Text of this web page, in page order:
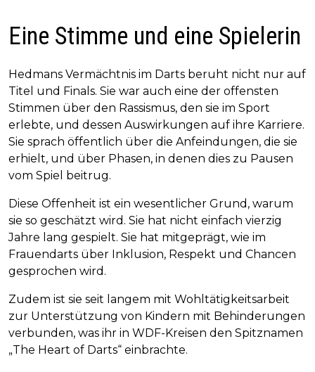
Eine Stimme und eine Spielerin
Hedmans Vermächtnis im Darts beruht nicht nur auf
Titel und Finals. Sie war auch eine der offensten
Stimmen über den Rassismus, den sie im Sport
erlebte, und dessen Auswirkungen auf ihre Karriere.
Sie sprach öffentlich über die Anfeindungen, die sie
erhielt, und über Phasen, in denen dies zu Pausen
vom Spiel beitrug.
Diese Offenheit ist ein wesentlicher Grund, warum
sie so geschätzt wird. Sie hat nicht einfach vierzig
Jahre lang gespielt. Sie hat mitgeprägt, wie im
Frauendarts über Inklusion, Respekt und Chancen
gesprochen wird.
Zudem ist sie seit langem mit Wohltätigkeitsarbeit
zur Unterstützung von Kindern mit Behinderungen
verbunden, was ihr in WDF-Kreisen den Spitznamen
„The Heart of Darts“ einbrachte.